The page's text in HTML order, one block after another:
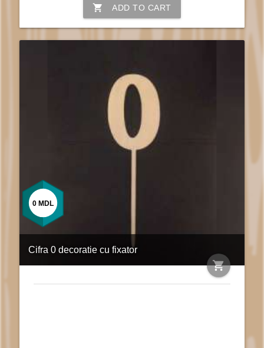
shopping_cart ADD TO CART
Cifra 0 decoratie cu fixator
shopping_cart
0 MDL